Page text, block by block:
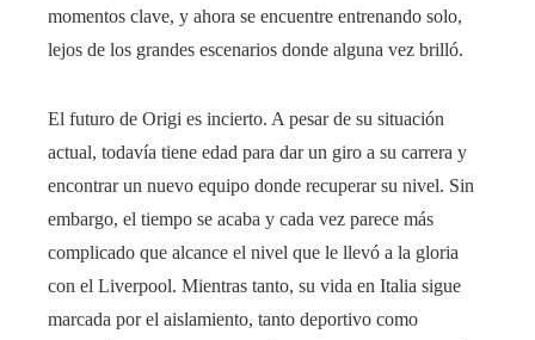
momentos clave, y ahora se encuentre entrenando solo,
lejos de los grandes escenarios donde alguna vez brilló.
El futuro de Origi es incierto. A pesar de su situación
actual, todavía tiene edad para dar un giro a su carrera y
encontrar un nuevo equipo donde recuperar su nivel. Sin
embargo, el tiempo se acaba y cada vez parece más
complicado que alcance el nivel que le llevó a la gloria
con el Liverpool. Mientras tanto, su vida en Italia sigue
marcada por el aislamiento, tanto deportivo como